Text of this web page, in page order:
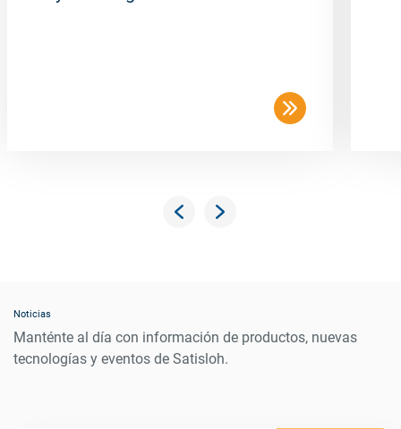
Noticias
Manténte al día con información de productos, nuevas
tecnologías y eventos de Satisloh.